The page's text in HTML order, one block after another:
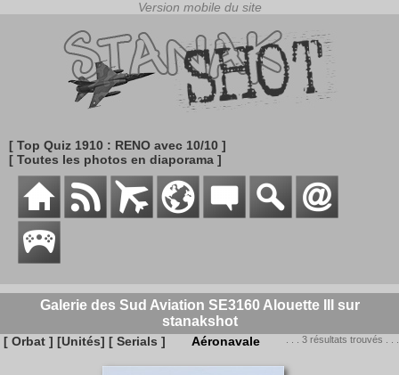
[ Top Quiz 1910 : RENO avec 10/10 ]
[ Toutes les photos en diaporama ]
Galerie des Sud Aviation SE3160 Alouette III sur
stanakshot
[ Orbat ] [Unités] [ Serials ] Aéronavale . . . 3 résultats trouvés . . .